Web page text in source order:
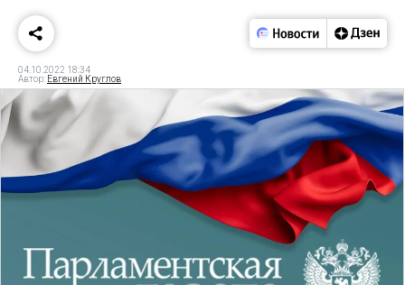
04.10.2022 18:34
Автор: Евгений Круглов